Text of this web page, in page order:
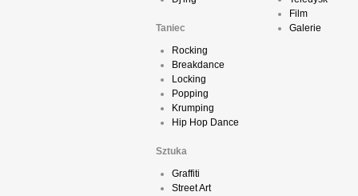
Taniec
Rocking
Breakdance
Locking
Popping
Krumping
Hip Hop Dance
Sztuka
Graffiti
Street Art
Film
Galerie